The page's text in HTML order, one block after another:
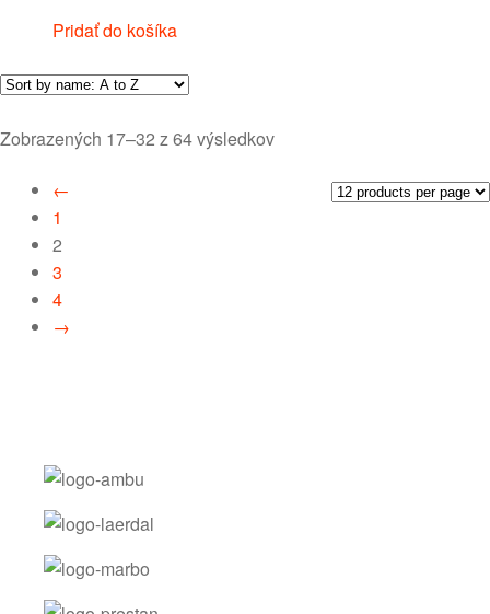
Pridať do košíka
Zobrazených 17–32 z 64 výsledkov
←
1
2
3
4
→